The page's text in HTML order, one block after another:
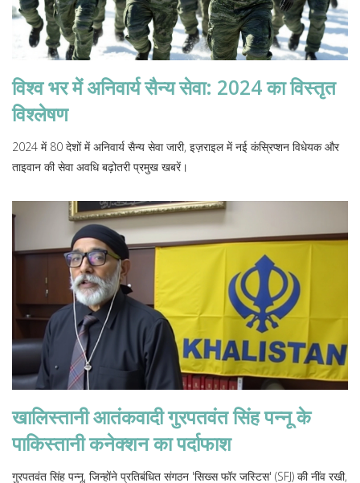
विश्व भर में अनिवार्य सैन्य सेवा: 2024 का विस्तृत
विश्लेषण
2024 में 80 देशों में अनिवार्य सैन्य सेवा जारी, इज़राइल में नई कंस्रिप्शन विधेयक और
ताइवान की सेवा अवधि बढ़ोतरी प्रमुख खबरें।
खालिस्तानी आतंकवादी गुरपतवंत सिंह पन्नू के
पाकिस्तानी कनेक्शन का पर्दाफाश
गुरपतवंत सिंह पन्नू, जिन्होंने प्रतिबंधित संगठन 'सिख्स फॉर जस्टिस' (SFJ) की नींव रखी,